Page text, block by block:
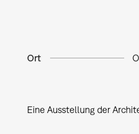
Ort
Eine Ausstellung der